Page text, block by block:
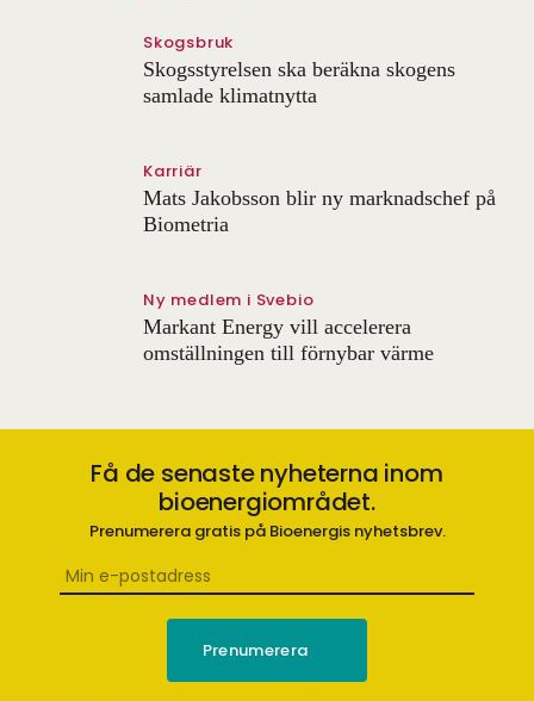
Skogsbruk
Skogsstyrelsen ska beräkna skogens
samlade klimatnytta
Karriär
Mats Jakobsson blir ny marknadschef på
Biometria
Ny medlem i Svebio
Markant Energy vill accelerera
omställningen till förnybar värme
Få de senaste nyheterna inom
bioenergiområdet.
Prenumerera gratis på Bioenergis nyhetsbrev.